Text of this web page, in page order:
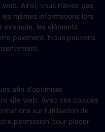
Ainsi, vous n’avez pas
mêmes informations lors
exemple, les éléments
paiement. Nous pouvons
afin d’optimiser
site web. Avec ces cookies
sur l’utilisation de
permission pour placer